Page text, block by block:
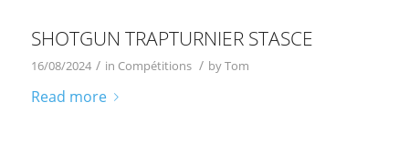
SHOTGUN TRAPTURNIER STASCE
16/08/2024 / in Compétitions / byTom
Read more